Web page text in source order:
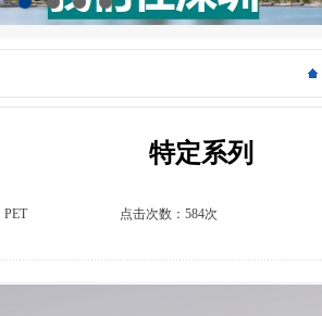
2 3 4
特定系列
PET 点击次数：584次